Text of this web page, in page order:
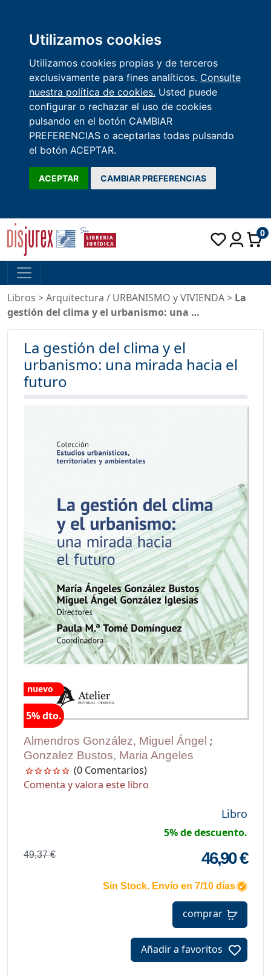
Utilizamos cookies
Utilizamos cookies propias y de terceros
exclusivamente para fines analíticos. Consulte
nuestra política de cookies. Usted puede
configurar o rechazar el uso de cookies
pulsando en el botón CAMBIAR
PREFERENCIAS o aceptarlas todas pulsando
el botón ACEPTAR.
ACEPTAR CAMBIAR PREFERENCIAS
0
Libros >Arquitectura / URBANISMO y VIVIENDA> La
gestión del clima y el urbanismo: una …
La gestión del clima y el
urbanismo: una mirada hacia el
futuro
nuevo
5% dto.
Almendros González, Miguel Ángel ;
Gonzalez Bustos, Maria Angeles
(0 Comentarios)
Comenta y valora este libro
Libro
5% de descuento.
49,37 € 46,90 €
Sin Stock. Envío en 7/10 días
comprar
Añadir a favoritos